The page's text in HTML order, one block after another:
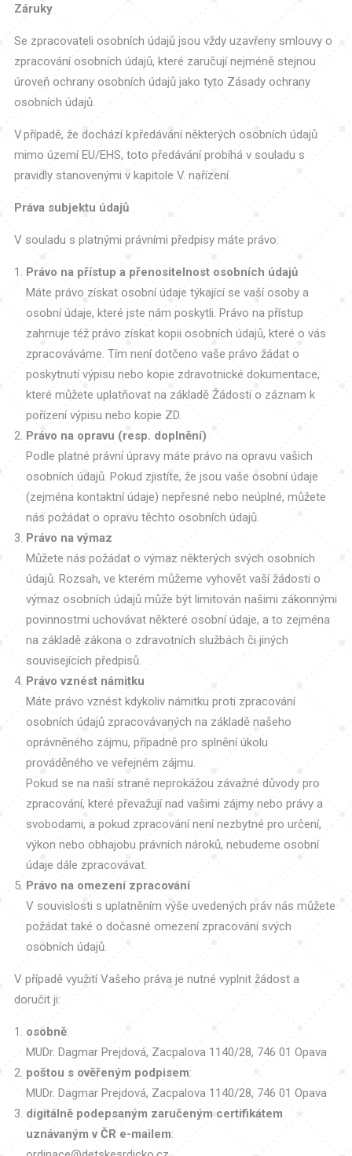
Záruky
Se zpracovateli osobních údajů jsou vždy uzavřeny smlouvy o
zpracování osobních údajů, které zaručují nejméně stejnou
úroveň ochrany osobních údajů jako tyto Zásady ochrany
osobních údajů.
V případě, že dochází k předávání některých osobních údajů
mimo území EU/EHS, toto předávání probíhá v souladu s
pravidly stanovenými v kapitole V. nařízení.
Práva subjektu údajů
V souladu s platnými právními předpisy máte právo:
Právo na přístup a přenositelnost osobních údajů
Máte právo získat osobní údaje týkající se vaší osoby a
osobní údaje, které jste nám poskytli. Právo na přístup
zahrnuje též právo získat kopii osobních údajů, které o vás
zpracováváme. Tím není dotčeno vaše právo žádat o
poskytnutí výpisu nebo kopie zdravotnické dokumentace,
které můžete uplatňovat na základě Žádosti o záznam k
pořízení výpisu nebo kopie ZD.
Právo na opravu (resp. doplnění)
Podle platné právní úpravy máte právo na opravu vašich
osobních údajů. Pokud zjistíte, že jsou vaše osobní údaje
(zejména kontaktní údaje) nepřesné nebo neúplné, můžete
nás požádat o opravu těchto osobních údajů.
Právo na výmaz
Můžete nás požádat o výmaz některých svých osobních
údajů. Rozsah, ve kterém můžeme vyhovět vaší žádosti o
výmaz osobních údajů může být limitován našimi zákonnými
povinnostmi uchovávat některé osobní údaje, a to zejména
na základě zákona o zdravotních službách či jiných
souvisejících předpisů.
Právo vznést námitku
Máte právo vznést kdykoliv námitku proti zpracování
osobních údajů zpracovávaných na základě našeho
oprávněného zájmu, případně pro splnění úkolu
prováděného ve veřejném zájmu.
Pokud se na naší straně neprokážou závažné důvody pro
zpracování, které převažují nad vašimi zájmy nebo právy a
svobodami, a pokud zpracování není nezbytné pro určení,
výkon nebo obhajobu právních nároků, nebudeme osobní
údaje dále zpracovávat.
Právo na omezení zpracování
V souvislosti s uplatněním výše uvedených práv nás můžete
požádat také o dočasné omezení zpracování svých
osobních údajů.
V případě využití Vašeho práva je nutné vyplnit žádost a
doručit ji:
osobně:
MUDr. Dagmar Prejdová, Zacpalova 1140/28, 746 01 Opava
poštou s ověřeným podpisem:
MUDr. Dagmar Prejdová, Zacpalova 1140/28, 746 01 Opava
digitálně podepsaným zaručeným certifikátem
uznávaným v ČR e-mailem: